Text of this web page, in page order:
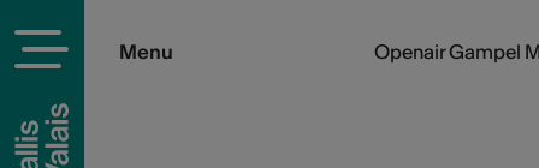
Menu Openair Gampel